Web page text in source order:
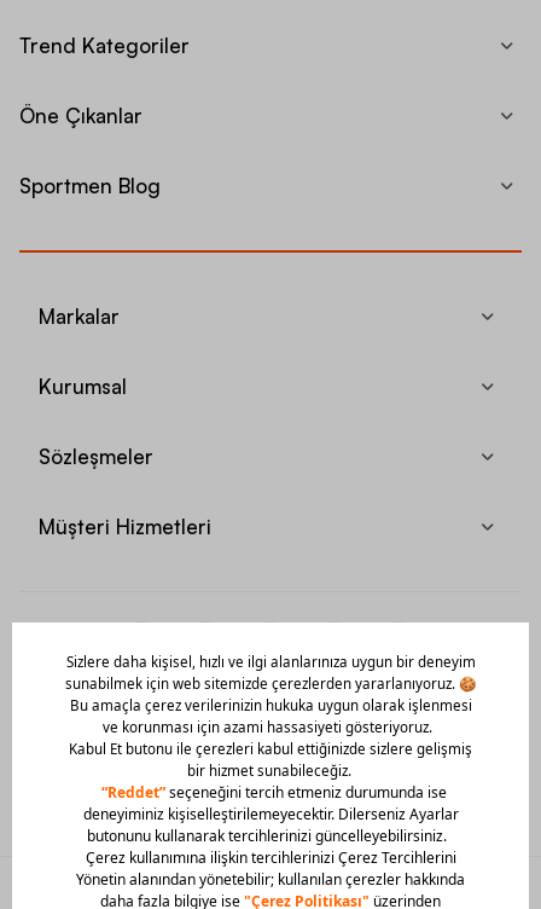
Trend Kategoriler
Öne Çıkanlar
Sportmen Blog
Markalar
Kurumsal
Sözleşmeler
Müşteri Hizmetleri
Mobil Uygulamamızı Hemen İndir!